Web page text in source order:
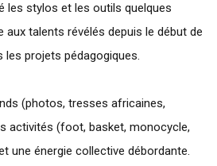
les stylos et les outils quelques
aux talents révélés depuis le début de
les projets pédagogiques.
(photos, tresses africaines,
activités (foot, basket, monocycle,
une énergie collective débordante.